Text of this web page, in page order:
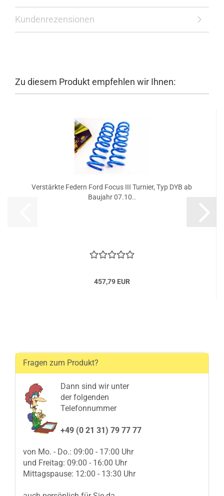
Kundenrezensionen
Zu diesem Produkt empfehlen wir Ihnen:
Verstärkte Federn Ford Focus III Turnier, Typ DYB ab
Baujahr 07.10..
457,79 EUR
Fragen zum Produkt?
Dann sind wir unter
der folgenden
Telefonnummer
+49 (0 21 31) 79 77 77
von Mo. - Do.: 09:00 - 17:00 Uhr
und Freitag: 09:00 - 16:00 Uhr
Mittagspause: 12:00 - 13:30 Uhr